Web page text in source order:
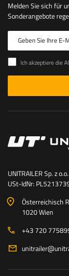
Melden Sie sich für
Sonderangebote
Geben Sie Ihre
Ich akzeptiere die AGB und
UNITRAILER Sp. z o.o.
USt-IdNr:
Österreichisch
1020 Wien
+43 720